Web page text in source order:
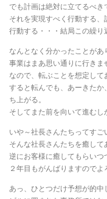
でも計画は絶対に立てるべき
それを実現すべく行動する、
行動する・・・結局この繰り
なんとなく分かったことがあ
事業はまあ思い通りに行きま
なので、転ぶことを想定して
すると転んでも、あーきた
ち上がる。
そしてまた前を向いて進む
いや～社長さんたちってすご
そんな社長さんたちを癒して
逆にお客様に癒してもらいつ
２年目もがんばりますのでよ
あっ、ひとつだけ予想が的中